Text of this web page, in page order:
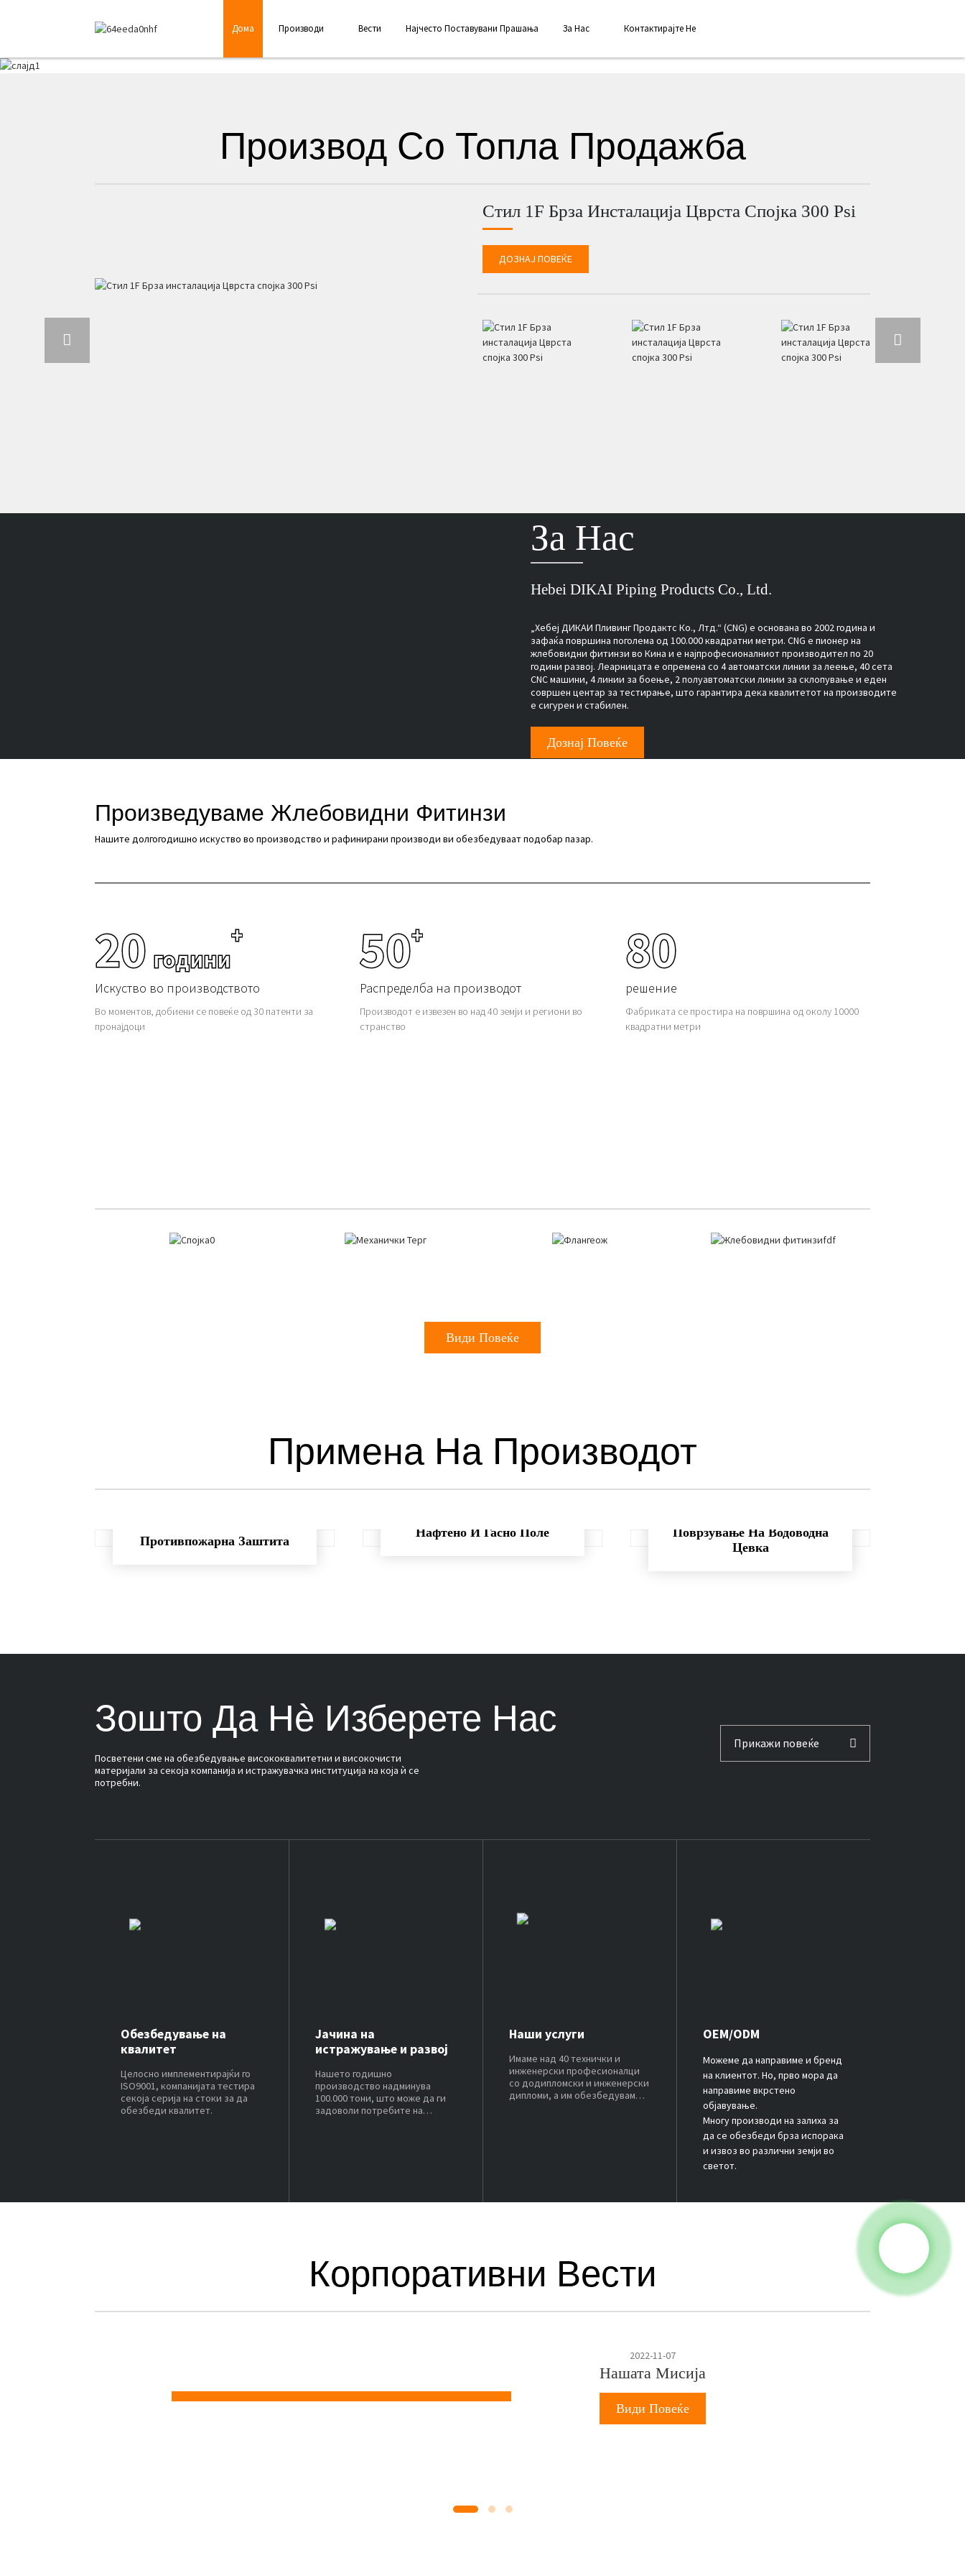
Дома Производи Вести Најчесто Поставувани Прашања За Нас Контактирајте Не
Производ Со Топла Продажба
Стил 1F Брза Инсталација Цврста Спојка 300 Psi
ДОЗНАЈ ПОВЕЌЕ
За Нас
Hebei DIKAI Piping Products Co., Ltd.
„Хебеј ДИКАИ Пливинг Продактс Ко., Лтд.“ (CNG) е основана во 2002 година и
зафаќа површина поголема од 100.000 квадратни метри. CNG е пионер на
жлебовидни фитинзи во Кина и е најпрофесионалниот производител по 20
години развој. Леарницата е опремена со 4 автоматски линии за леење, 40 сета
CNC машини, 4 линии за боење, 2 полуавтоматски линии за склопување и еден
совршен центар за тестирање, што гарантира дека квалитетот на производите
е сигурен и стабилен.
Дознај Повеќе
Произведуваме Жлебовидни Фитинзи
Нашите долгогодишно искуство во производство и рафинирани производи ви обезбедуваат подобар пазар.
20 години
+
Искуство во производството
Во моментов, добиени се повеќе од 30 патенти за
пронајдоци
50+
Распределба на производот
Производот е извезен во над 40 земји и региони во
странство
80
решение
Фабриката се простира на површина од околу 10000
квадратни метри
Види Повеќе
Примена На Производот
Противпожарна Заштита
Нафтено И Гасно Поле
Поврзување На Водоводна
Цевка
Зошто Да Нè Изберете Нас
Посветени сме на обезбедување висококвалитетни и високочисти
материјали за секоја компанија и истражувачка институција на која ѝ се
потребни.
Прикажи повеќе
Обезбедување на
квалитет
Целосно имплементирајќи го
ISO9001, компанијата тестира
секоја серија на стоки за да
обезбеди квалитет.
Јачина на
истражување и развој
Нашето годишно
производство надминува
100.000 тони, што може да ги
задоволи потребите на
Наши услуги
Имаме над 40 технички и
инженерски професионалци
со додипломски и инженерски
дипломи, а им обезбедуваме
OEM/ODM
Можеме да направиме и бренд
на клиентот. Но, прво мора да
направиме вкрстено
објавување.
Многу производи на залиха за
да се обезбеди брза испорака
и извоз во различни земји во
светот.
Корпоративни Вести
2022-11-07
Нашата Мисија
Види Повеќе